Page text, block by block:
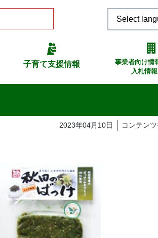
Select
子育て支援情報
事業者向け情
入札情
2023年04月10日 コンテン